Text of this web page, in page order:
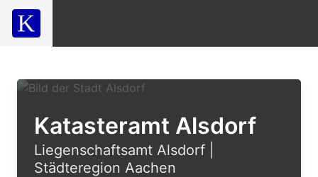
Katasteramt Alsdorf
Liegenschaftsamt Alsdorf |
Städteregion Aachen